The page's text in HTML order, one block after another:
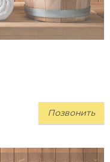
Позвонить